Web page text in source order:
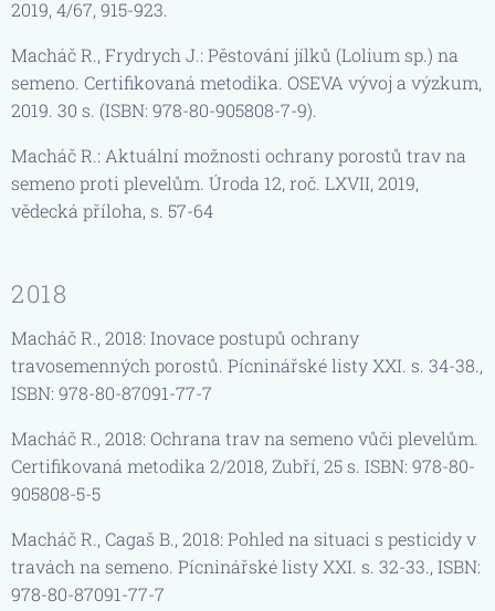
2019, 4/67, 915-923.
Macháč R., Frydrych J.: Pěstování jílků (Lolium sp.) na
semeno. Certifikovaná metodika. OSEVA vývoj a výzkum,
2019. 30 s. (ISBN: 978-80-905808-7-9).
Macháč R.: Aktuální možnosti ochrany porostů trav na
semeno proti plevelům. Úroda 12, roč. LXVII, 2019,
vědecká příloha, s. 57-64
2018
Macháč R., 2018: Inovace postupů ochrany
travosemenných porostů. Pícninářské listy XXI. s. 34-38.,
ISBN: 978-80-87091-77-7
Macháč R., 2018: Ochrana trav na semeno vůči plevelům.
Certifikovaná metodika 2/2018, Zubří, 25 s. ISBN: 978-80-
905808-5-5
Macháč R., Cagaš B., 2018: Pohled na situaci s pesticidy v
travách na semeno. Pícninářské listy XXI. s. 32-33., ISBN:
978-80-87091-77-7